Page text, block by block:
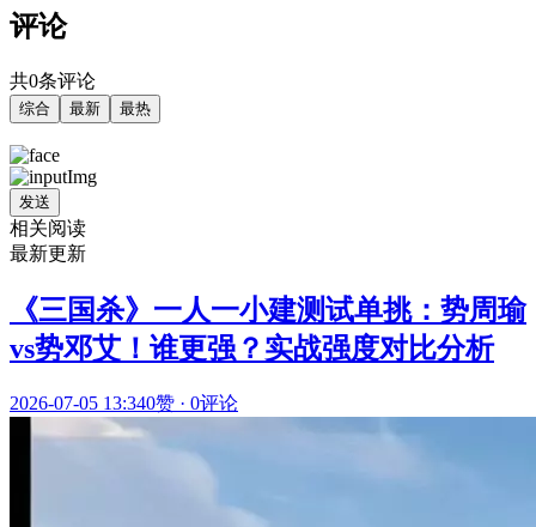
评论
共0条评论
综合 最新 最热
发送
相关阅读
最新更新
《三国杀》一人一小建测试单挑：势周瑜
vs势邓艾！谁更强？实战强度对比分析
2026-07-05 13:340赞 · 0评论